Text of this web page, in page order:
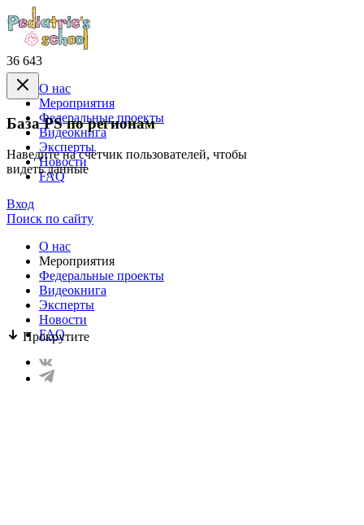
36 643
База PS по регионам
Наведите на счётчик пользователей, чтобы
видеть данные
Прокрутите
О нас
Mероприятия
Федеральные проекты
Видеокнига
Эксперты
Новости
FAQ
Вход
Поиск по сайту
О нас
Mероприятия
Федеральные проекты
Видеокнига
Эксперты
Новости
FAQ